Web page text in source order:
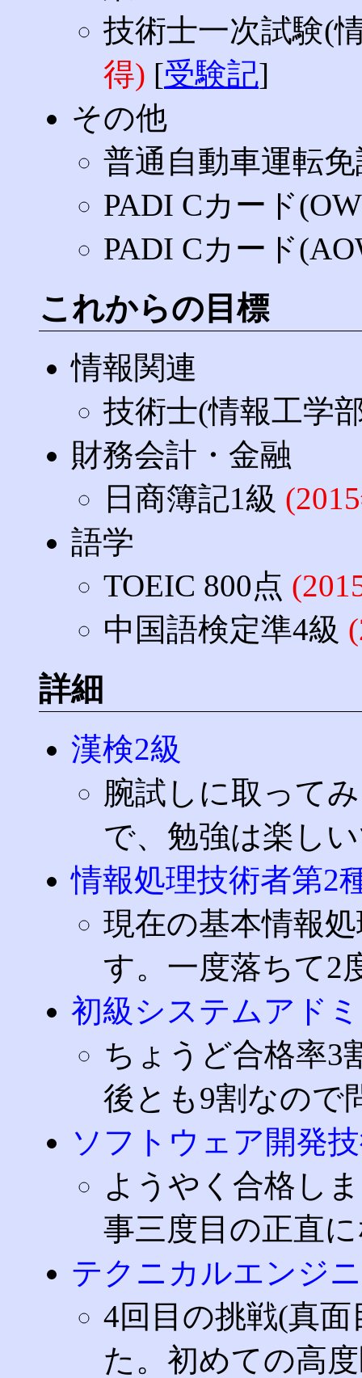
技術士一次試験(
得) [受験記]
その他
普通自動車運転
PADI Cカード
PADI Cカード
これからの目標
情報関連
技術士(情報工学
財務会計・金融
日商簿記1級
語学
TOEIC 800点
中国語検定準4級
詳細
漢検2級
腕試しに取って
で、勉強は楽し
情報処理技術者第2
現在の基本情報
す。一度落ちて2
初級システムアド
ちょうど合格率3
後とも9割なので
ソフトウェア開発
ようやく合格し
事三度目の正直
テクニカルエンジ
4回目の挑戦(真
た。初めての高